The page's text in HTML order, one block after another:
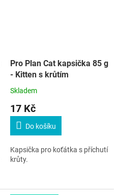
Pro Plan Cat kapsička 85 g
- Kitten s krůtím
Skladem
17 Kč
Do košíku
Kapsička pro koťátka s příchutí
krůty.